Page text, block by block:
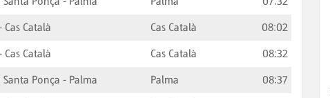
Català Cas Català
08:02
Català Cas Català
08:32
Ponça - Palma Palma
08:37